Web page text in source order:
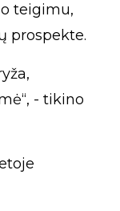
teigimu,
prospekte.
- tikino